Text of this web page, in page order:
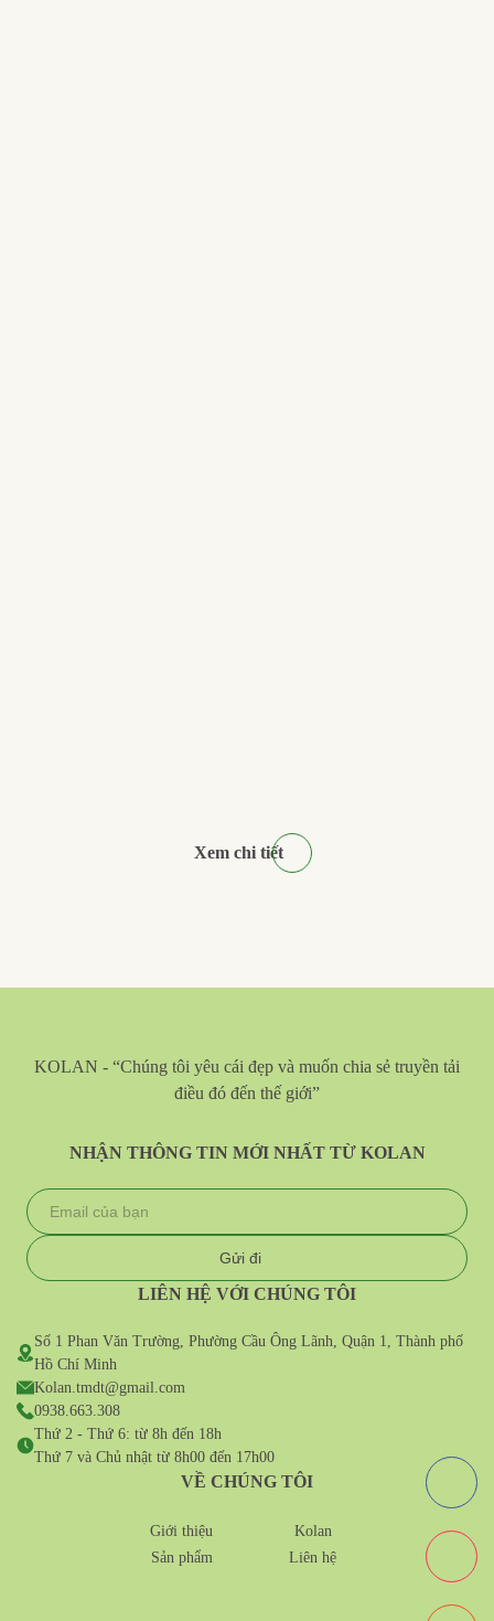
Xem chi tiết
LIÊN HỆ VỚI CHÚNG TÔI
Số 1 Phan Văn Trường, Phường Cầu Ông Lãnh, Quận 1, Thành phố
Hồ Chí Minh
Kolan.tmdt@gmail.com
0938.663.308
Thứ 2 - Thứ 6: từ 8h đến 18h
Thứ 7 và Chủ nhật từ 8h00 đến 17h00
KOLAN - “Chúng tôi yêu cái đẹp và muốn chia sẻ truyền tải
điều đó đến thế giới”
NHẬN THÔNG TIN MỚI NHẤT TỪ KOLAN
VỀ CHÚNG TÔI
Giới thiệu
Kolan
Sản phẩm
Liên hệ